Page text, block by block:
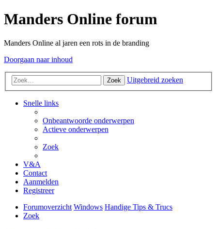
Manders Online forum
Manders Online al jaren een rots in de branding
Doorgaan naar inhoud
Zoek Uitgebreid zoeken
Snelle links
Onbeantwoorde onderwerpen
Actieve onderwerpen
Zoek
V&A
Contact
Aanmelden
Registreer
Forumoverzicht Windows Handige Tips & Trucs
Zoek